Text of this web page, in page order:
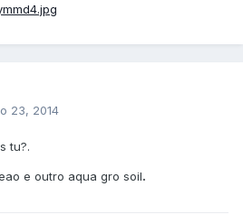
23, 2014
tu?.
e outro aqua gro soil.